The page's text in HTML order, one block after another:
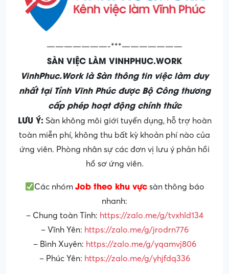
———————-***———————
SÀN VIỆC LÀM VINHPHUC.WORK
VinhPhuc.Work là Sàn thông tin việc làm duy
nhất tại Tỉnh Vĩnh Phúc được Bộ Công thương
cấp phép hoạt động chính thức
LƯU Ý: Sàn không môi giới tuyển dụng, hỗ trợ hoàn
toàn miễn phí, không thu bất kỳ khoản phí nào của
ứng viên. Phòng nhân sự các đơn vị lưu ý phản hồi
hồ sơ ứng viên.
Các nhóm Job theo khu vựcsàn thông báo
nhanh:
– Chung toàn Tỉnh: https://zalo.me/g/tvxhld134
– Vĩnh Yên: https://zalo.me/g/jrodrn776
– Bình Xuyên: https://zalo.me/g/yqamvj806
– Phúc Yên: https://zalo.me/g/yhjfdq336